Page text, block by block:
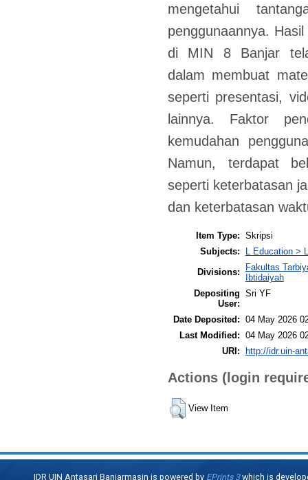
mengetahui
penggunaannya.
di MIN 8 Banjar
dalam membuat
seperti presentasi,
lainnya. Faktor
kemudahan
Namun, terdapat
seperti keterbatasan
dan keterbatasan
Item Type: Skripsi
Subjects:
L Education >
Divisions:
Fakultas
Ibtidaiyah
Depositing
User:
Sri YF
Date Deposited: 04 May 2026
Last Modified: 04 May 2026
URI: http://idr.uin-
Actions (login
View Item
IDR UIN Antasari Banjarmasin is powered by EPrints 3which is